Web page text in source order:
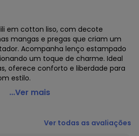
em cotton liso, com decote
mangas e pregas que criam um
Acompanha lenço estampado
um toque de charme. Ideal
oferece conforto e liberdade para
estilo.
Menina com Lenço Azul
Curta
...Ver mais
Ver todas as avaliações